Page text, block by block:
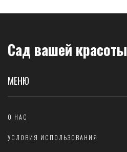
Сад вашей красоты
МЕНЮ
О НАС
УСЛОВИЯ ИСПОЛЬЗОВАНИЯ